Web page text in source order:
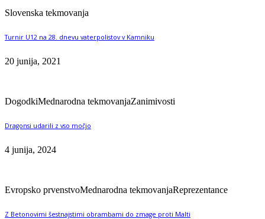
Slovenska tekmovanja
Turnir U12 na 28. dnevu vaterpolistov v Kamniku
20 junija, 2021
DogodkiMednarodna tekmovanjaZanimivosti
Dragonsi udarili z vso močjo
4 junija, 2024
Evropsko prvenstvoMednarodna tekmovanjaReprezentance
Z Betonovimi šestnajstimi obrambami do zmage proti Malti